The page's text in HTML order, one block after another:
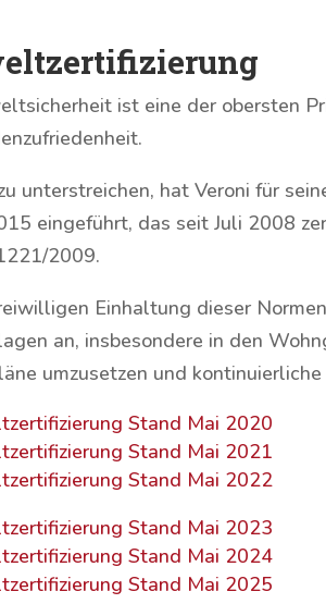
ist eine der obersten
unterstreichen, hat Veroni für
eingeführt, das seit Juli 2008
2009.
Einhaltung dieser
an, insbesondere in den
umzusetzen und
Stand Mai 2020
Stand Mai 2021
Stand Mai 2022
Stand Mai 2023
Stand Mai 2024
Stand Mai 2025